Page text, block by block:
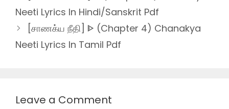
Neeti Lyrics In Hindi/Sanskrit Pdf
[சாணக்ய நீதி] ᐈ (Chapter 4) Chanakya
Neeti Lyrics In Tamil Pdf
Leave a Comment